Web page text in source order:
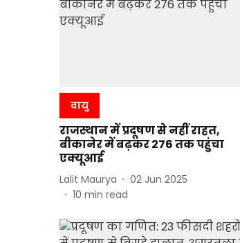
वायु
राजस्थान में प्रदूषण से नहीं राहत,
बीकानेर में बढ़कर 276 तक पहुंचा
एक्यूआई
Lalit Maurya
02 Jun 2025
10 min read